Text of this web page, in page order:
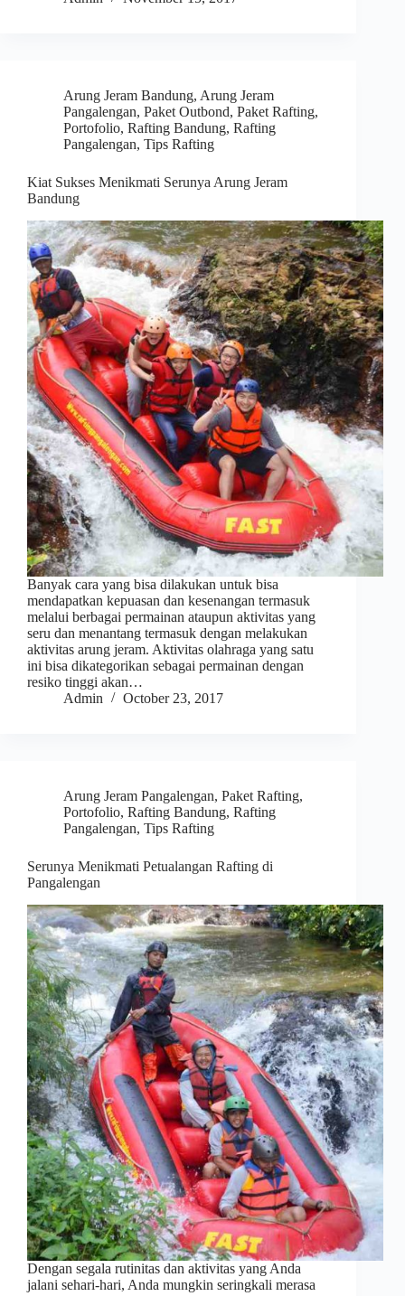
Arung Jeram Bandung, Arung Jeram
Pangalengan, Paket Outbond, Paket Rafting,
Portofolio, Rafting Bandung, Rafting
Pangalengan, Tips Rafting
Kiat Sukses Menikmati Serunya Arung Jeram
Bandung
Banyak cara yang bisa dilakukan untuk bisa
mendapatkan kepuasan dan kesenangan termasuk
melalui berbagai permainan ataupun aktivitas yang
seru dan menantang termasuk dengan melakukan
aktivitas arung jeram. Aktivitas olahraga yang satu
ini bisa dikategorikan sebagai permainan dengan
resiko tinggi akan…
Admin
October 23, 2017
Arung Jeram Pangalengan, Paket Rafting,
Portofolio, Rafting Bandung, Rafting
Pangalengan, Tips Rafting
Serunya Menikmati Petualangan Rafting di
Pangalengan
Dengan segala rutinitas dan aktivitas yang Anda
jalani sehari-hari, Anda mungkin seringkali merasa